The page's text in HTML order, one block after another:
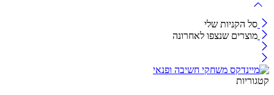
סל הקניות שלי
מוצרים שנצפו לאחרונה
קטגוריות